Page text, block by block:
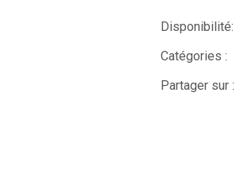
Disponibilité:
Catégories :
Partager sur :